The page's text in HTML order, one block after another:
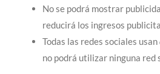
No se podrá mostrar
reducirá los ingresos
Todas las redes sociales usan
no podrá utilizar ninguna red